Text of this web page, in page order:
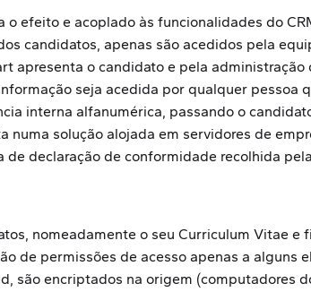
efeito e acoplado às funcionalidades do
candidatos, apenas são acedidos pela
apresenta o candidato e pela
seja acedida por qualquer pessoa
interna alfanumérica, passando o
numa solução alojada em servidores de
declaração de conformidade recolhida
nomeadamente o seu Curriculum Vitae
de permissões de acesso apenas a alguns
são encriptados na origem (computadores